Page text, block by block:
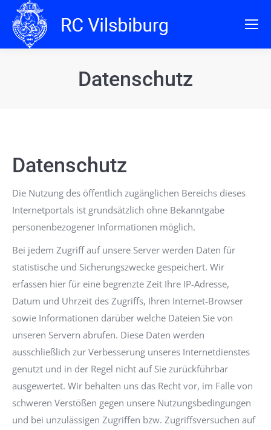
Datenschutz
Datenschutz
Die Nutzung des öffentlich zugänglichen Bereichs dieses
Internetportals ist grundsätzlich ohne Bekanntgabe
personenbezogener Informationen möglich.
Bei jedem Zugriff auf unsere Server werden Daten für
statistische und Sicherungszwecke gespeichert. Wir
erfassen hier für eine begrenzte Zeit Ihre IP-Adresse,
Datum und Uhrzeit des Zugriffs, Ihren Internet-Browser
sowie Informationen darüber welche Dateien Sie von
unseren Servern abrufen. Diese Daten werden
ausschließlich zur Verbesserung unseres Internetdienstes
genutzt und in der Regel nicht auf Sie zurückführbar
ausgewertet. Wir behalten uns das Recht vor, im Falle von
schweren Verstößen gegen unsere Nutzungsbedingungen
und bei unzulässigen Zugriffen bzw. Zugriffsversuchen auf